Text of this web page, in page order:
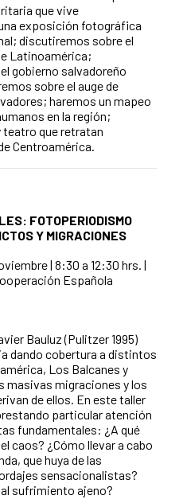
que vive
exposición fotográfica
discutiremos sobre el
Latinoamérica;
gobierno salvadoreño
sobre el auge de
haremos un mapeo
en la región;
teatro que retratan
Centroamérica.
FOTOPERIODISMO
Y MIGRACIONES
| 8:30 a 12:30 hrs. |
Española
Bauluz (Pulitzer 1995)
dando cobertura a distintos
Los Balcanes y
masivas migraciones y los
de ellos. En este taller
particular atención
fundamentales: ¿A qué
caos? ¿Cómo llevar a cabo
que huya de las
sensacionalistas?
sufrimiento ajeno?